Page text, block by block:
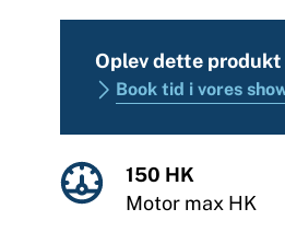
Oplev dette produkt
Book tid i vores
150 HK
Motor max HK